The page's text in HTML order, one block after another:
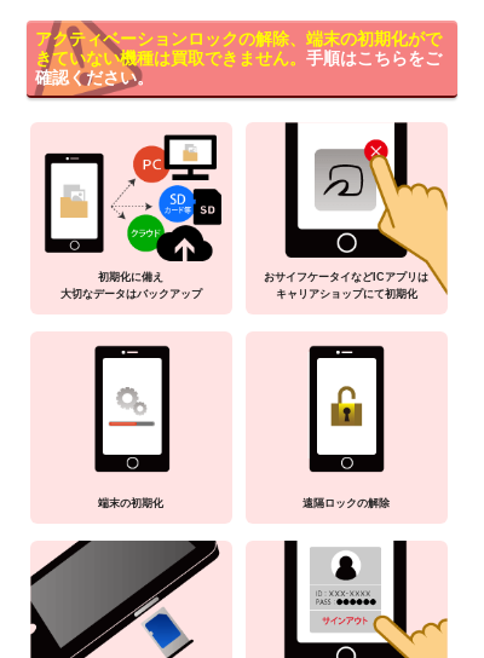
アクティベーションロックの解除、端末の初期化がで
きていない機種は買取できません。 手順はこちらをご
確認ください。
初期化に備え
大切なデータはバックアップ
おサイフケータイなどICアプリは
キャリアショップにて初期化
端末の初期化 遠隔ロックの解除